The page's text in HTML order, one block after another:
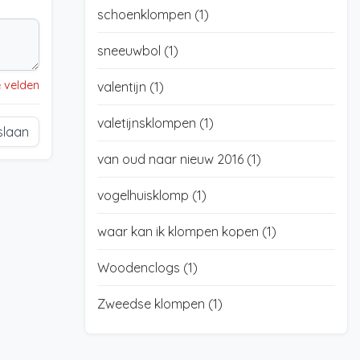
velden
schoenklompen (1)
sneeuwbol (1)
valentijn (1)
valetijnsklompen (1)
van oud naar nieuw 2016 (1)
vogelhuisklomp (1)
waar kan ik klompen kopen (1)
Woodenclogs (1)
Zweedse klompen (1)